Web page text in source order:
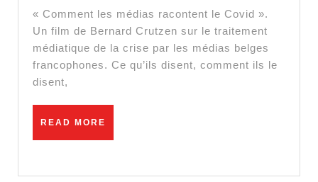
complot »
–
Reportage
« Comment les médias racontent le Covid ».
Un film de Bernard Crutzen sur le traitement
médiatique de la crise par les médias belges
francophones. Ce qu’ils disent, comment ils le
disent,
READ MORE